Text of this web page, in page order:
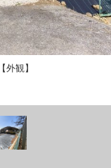
【外観】